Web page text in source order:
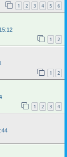
1 2 3 4 5 6
1 2
1 2
1 2 3 4